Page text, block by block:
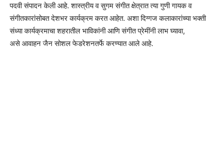
पदवी संपादन केली आहे. शास्त्रीय व सुगम संगीत क्षेत्रात त्या गुणी गायक व
संगीतकारांसोबत देशभर कार्यक्रम करत आहेत. अशा दिग्गज कलाकारांच्या भक्ती
संध्या कार्यक्रमाचा शहरातील भाविकांनी आणि संगीत प्रेमींनी लाभ घ्यावा,
असे आवाहन जैन सोशल फेडरेशनतर्फे करण्यात आले आहे.